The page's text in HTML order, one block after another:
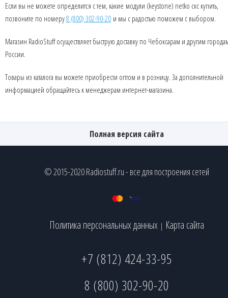
Если вы не можете определится с тем, какие модули (keystone) netko скс купить,
позвоните по номеру8 (800) 302-90-20 и мы с радостью поможем с выбором.
Магазин RadioStuff осуществляет быструю доставку по Чебоксарам и другим
России.
Товары из каталога вы можете приобрести оптом и в розницу. За дополнительной
информацией обращайтесь к менеджерам интернет-магазина.
Полная версия сайта
© 2015-2020 Radiostuff.ru - все для построения сетей
Политика персональных данных | Карта сайта
+7 (812) 424-33-95
8 (800) 302-90-20